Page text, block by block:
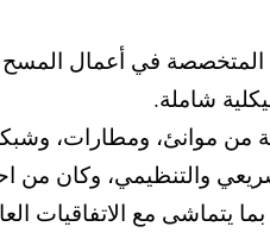
المتخصصة في أعمال المسح
شاملة.
من موانئ، ومطارات،
والتنظيمي، وكان من
يتماشى مع الاتفاقيات